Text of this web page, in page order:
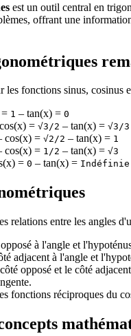
est un outil central en
offrant une
fonctions sinus, cosinus
1 – tan(x) = 0
= √3/2 – tan(x) = √3/3
cos(x) = √2/2 – tan(x) = 1
cos(x) = 1/2 – tan(x) = √3
= 0 – tan(x) = Indéfinie
relations entre les angles
à l'angle et
adjacent à l'angle et
opposé et le côté
fonctions réciproques du